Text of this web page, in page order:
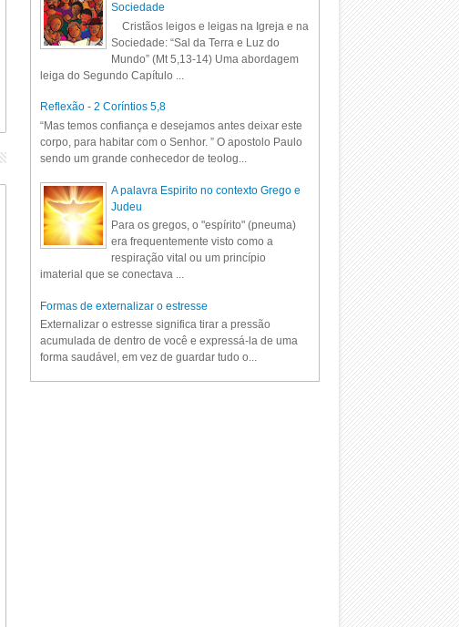
Sociedade
Cristãos leigos e leigas na Igreja e na
Sociedade: “Sal da Terra e Luz do
Mundo” (Mt 5,13-14) Uma abordagem
leiga do Segundo Capítulo ...
Reflexão - 2 Coríntios 5,8
“Mas temos confiança e desejamos antes deixar este
corpo, para habitar com o Senhor. ” O apostolo Paulo
sendo um grande conhecedor de teolog...
A palavra Espirito no contexto Grego e
Judeu
Para os gregos, o "espírito" (pneuma)
era frequentemente visto como a
respiração vital ou um princípio
imaterial que se conectava ...
Formas de externalizar o estresse
Externalizar o estresse significa tirar a pressão
acumulada de dentro de você e expressá-la de uma
forma saudável, em vez de guardar tudo o...